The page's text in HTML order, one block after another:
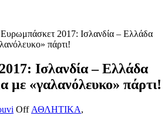
2017: Ισλανδία – Ελλάδα
πάρτι!
Ισλανδία – Ελλάδα
με «γαλανόλευκο» πάρτι!
Off ΑΘΛΗΤΙΚΑ,